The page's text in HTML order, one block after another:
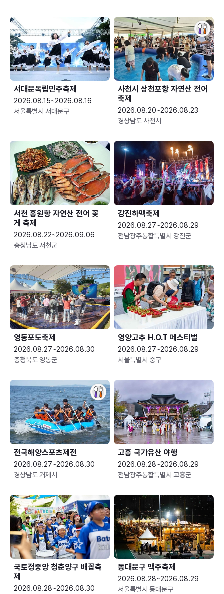
서대문독립민주축제
2026.08.15~2026.08.16
서울특별시 서대문구
사천시 삼천포항 자연산 전어
축제
2026.08.20~2026.08.23
경상남도 사천시
서천 홍원항 자연산 전어 꽃
게 축제
2026.08.22~2026.09.06
충청남도 서천군
강진하맥축제
2026.08.27~2026.08.29
전남광주통합특별시 강진군
영동포도축제
2026.08.27~2026.08.30
충청북도 영동군
영양고추 H.O.T 페스티벌
2026.08.27~2026.08.29
서울특별시 중구
전국해양스포츠제전
2026.08.27~2026.08.30
경상남도 거제시
고흥 국가유산 야행
2026.08.28~2026.08.29
전남광주통합특별시 고흥군
국토정중앙 청춘양구 배꼽축
제
2026.08.28~2026.08.30
동대문구 맥주축제
2026.08.28~2026.08.29
서울특별시 동대문구